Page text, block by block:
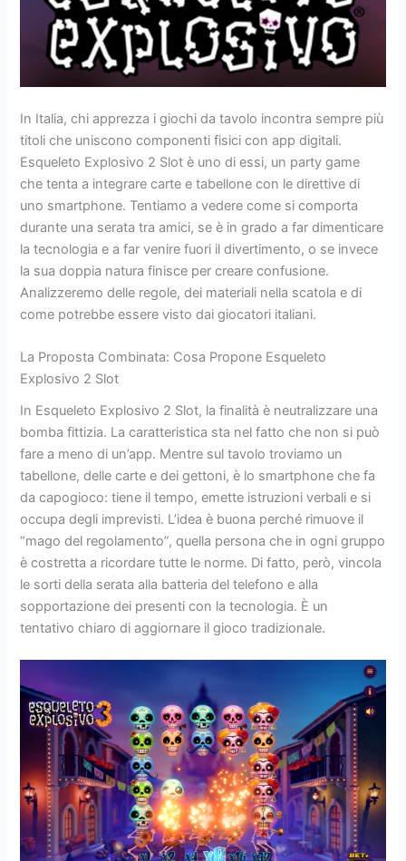
In Italia, chi apprezza i giochi da tavolo incontra sempre più
titoli che uniscono componenti fisici con app digitali.
Esqueleto Explosivo 2 Slot è uno di essi, un party game
che tenta a integrare carte e tabellone con le direttive di
uno smartphone. Tentiamo a vedere come si comporta
durante una serata tra amici, se è in grado a far dimenticare
la tecnologia e a far venire fuori il divertimento, o se invece
la sua doppia natura finisce per creare confusione.
Analizzeremo delle regole, dei materiali nella scatola e di
come potrebbe essere visto dai giocatori italiani.
La Proposta Combinata: Cosa Propone Esqueleto
Explosivo 2 Slot
In Esqueleto Explosivo 2 Slot, la finalità è neutralizzare una
bomba fittizia. La caratteristica sta nel fatto che non si può
fare a meno di un’app. Mentre sul tavolo troviamo un
tabellone, delle carte e dei gettoni, è lo smartphone che fa
da capogioco: tiene il tempo, emette istruzioni verbali e si
occupa degli imprevisti. L’idea è buona perché rimuove il
“mago del regolamento”, quella persona che in ogni gruppo
è costretta a ricordare tutte le norme. Di fatto, però, vincola
le sorti della serata alla batteria del telefono e alla
sopportazione dei presenti con la tecnologia. È un
tentativo chiaro di aggiornare il gioco tradizionale.